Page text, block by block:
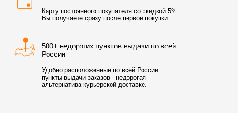
Карту постоянного покупателя со скидкой 5%
Вы получаете сразу после первой покупки.
500+ недорогих пунктов выдачи по всей
России
Удобно расположенные по всей России
пункты выдачи заказов - недорогая
альтернатива курьерской доставке.